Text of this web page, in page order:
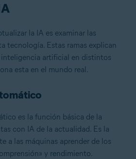
la IA es examinar las
tecnología. Estas ramas explican
inteligencia artificial en distintos
esta en el mundo real.
es la función básica de la
con IA de la actualidad. Es la
a las máquinas aprender de los
y rendimiento.